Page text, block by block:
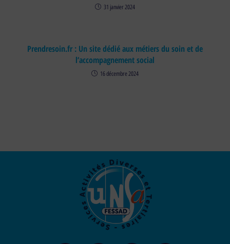
31 janvier 2024
Prendresoin.fr : Un site dédié aux métiers du soin et de
l’accompagnement social
16 décembre 2024